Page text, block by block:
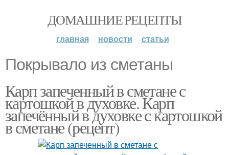
ДОМАШНИЕ РЕЦЕПТЫ
главная новости статьи
Покрывало из сметаны
Карп запеченный в сметане с
картошкой в духовке. Карп
запечённый в духовке с картошкой
в сметане (рецепт)